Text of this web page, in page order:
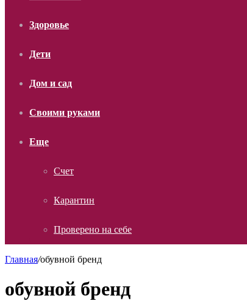
Здоровье
Дети
Дом и сад
Своими руками
Еще
Счет
Карантин
Проверено на себе
Главная/обувной бренд
обувной бренд